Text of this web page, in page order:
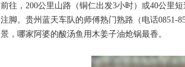
前往，200公里山路（铜仁出发3小时）或40公里
注脚。贵州蓝天车队的师傅熟门熟路（电话0851-
景，哪家阿婆的酸汤鱼用木姜子油炝锅最香。